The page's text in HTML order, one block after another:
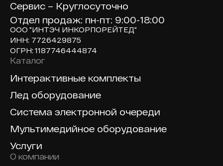
Сервис – Круглосуточно
Отдел продаж: пн-пт: 9:00-18:00
ООО "ИНТЭЧ ИНКОРПОРЕЙТЕД"
ИНН: 7726429875
ОГРН: 1187746444874
Доп навигация по сайту
Каталог
Интерактивные комплекты
Лед оборудование
Система электронной очереди
Мультимедийное оборудование
Услуги
О компании